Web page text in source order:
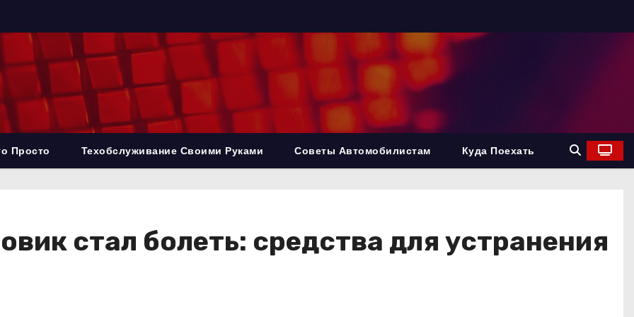
Просто Техобслуживание Своими Руками Советы Автомобилистам Куда Поехать
стал болеть: средства для устранения